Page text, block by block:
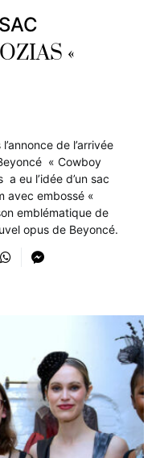
«
de l’arrivée
« Cowboy
eu l’idée d’un sac
avec embossé «
emblématique de
opus de Beyoncé.